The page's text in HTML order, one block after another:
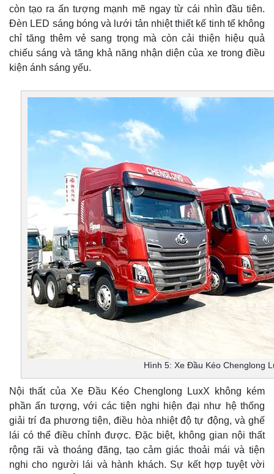
còn tạo ra ấn tượng mạnh mẽ ngay từ cái nhìn đầu tiên.
Đèn LED sáng bóng và lưới tản nhiệt thiết kế tinh tế không
chỉ tăng thêm vẻ sang trọng mà còn cải thiện hiệu quả
chiếu sáng và tăng khả năng nhận diện của xe trong điều
kiện ánh sáng yếu.
Hình 5: Xe Đầu Kéo Chenglong
Nội thất của Xe Đầu Kéo Chenglong LuxX không kém
phần ấn tượng, với các tiện nghi hiện đại như hệ thống
giải trí đa phương tiện, điều hòa nhiệt độ tự động, và ghế
lái có thể điều chỉnh được. Đặc biệt, không gian nội thất
rộng rãi và thoáng đãng, tạo cảm giác thoải mái và tiện
nghi cho người lái và hành khách. Sự kết hợp tuyệt vời